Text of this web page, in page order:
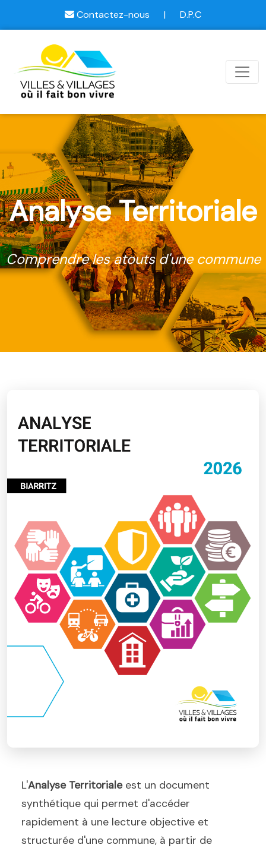
Contactez-nous | D.P.C
Analyse Territoriale
Comprendre les atouts d'une commune
L'Analyse Territorialeest un document
synthétique qui permet d'accéder
rapidement à une lecture objective et
structurée d'une commune, à partir de